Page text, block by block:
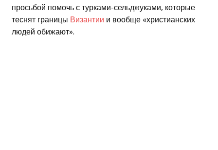
просьбой помочь с турками-сельджуками, которые
теснят границы Византии и вообще «христианских
людей обижают».